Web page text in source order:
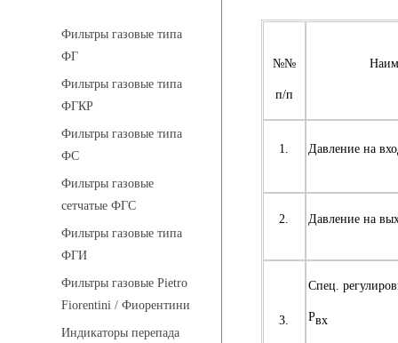
Фильтры газовые типа
ФГ
Фильтры газовые типа
ФГКР
Фильтры газовые типа
ФС
Фильтры газовые
сетчатые ФГС
Фильтры газовые типа
ФГИ
Фильтры газовые Pietro
Fiorentini / Фиорентини
Индикаторы перепада
№№
п/п
1. Давление на
2. Давление на
3.
Спец.
Рвх